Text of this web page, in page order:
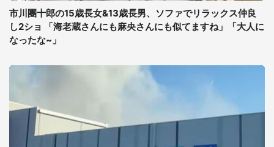
市川團十郎の15歳長女&13歳長男、ソファでリラックス仲良
し2ショ 「海老蔵さんにも麻央さんにも似てますね」「大人に
なったな~」